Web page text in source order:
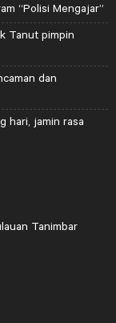
“Polisi Mengajar”
Tanut pimpin
dan
hari, jamin rasa
Tanimbar